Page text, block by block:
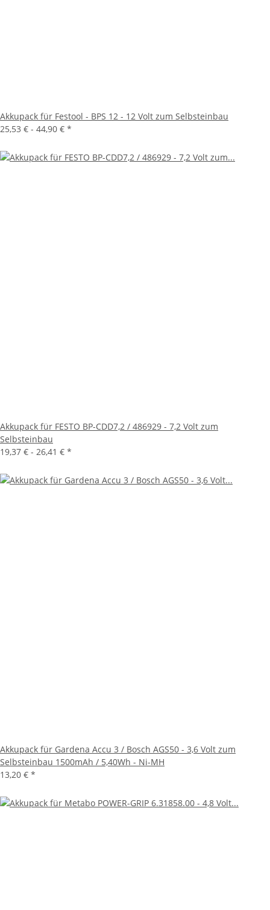
Akkupack für Festool - BPS 12 - 12 Volt zum Selbsteinbau
25,53 € - 44,90 € *
Akkupack für FESTO BP-CDD7,2 / 486929 - 7,2 Volt zum
Selbsteinbau
19,37 € - 26,41 € *
Akkupack für Gardena Accu 3 / Bosch AGS50 - 3,6 Volt zum
Selbsteinbau 1500mAh / 5,40Wh - Ni-MH
13,20 € *